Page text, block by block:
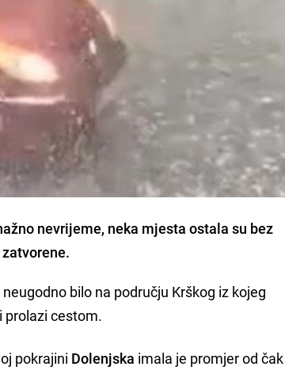
nevrijeme, neka mjesta ostala su bez
bilo na području Krškog iz kojeg
prolazi cestom.
pokrajini Dolenjska imala je promjer od